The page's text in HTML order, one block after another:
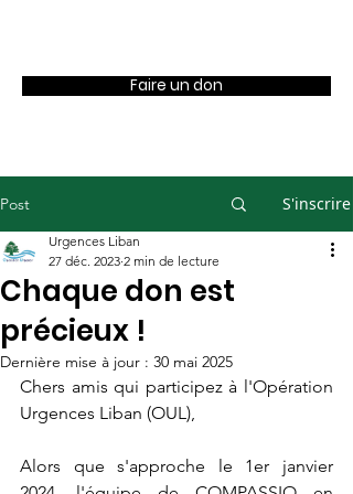
Faire un don
Post S'inscrire
Chaque don est
précieux !
Urgences Liban
27 déc. 2023 2 min de lecture
Dernière mise à jour : 30 mai 2025
Chers amis qui participez à l'Opération
Urgences Liban (OUL),
Alors que s'approche le 1er janvier